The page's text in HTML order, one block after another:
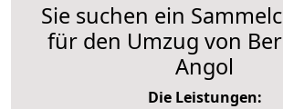
Sie suchen ein
für den Umzug von
Angol
Die Leistungen: